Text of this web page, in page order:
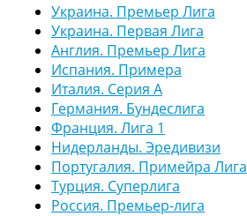
Украина. Премьер Лига
Украина. Первая Лига
Англия. Премьер Лига
Испания. Примера
Италия. Серия А
Германия. Бундеслига
Франция. Лига 1
Нидерланды. Эредивизи
Португалия. Примейра Лига
Турция. Суперлига
Россия. Премьер-лига